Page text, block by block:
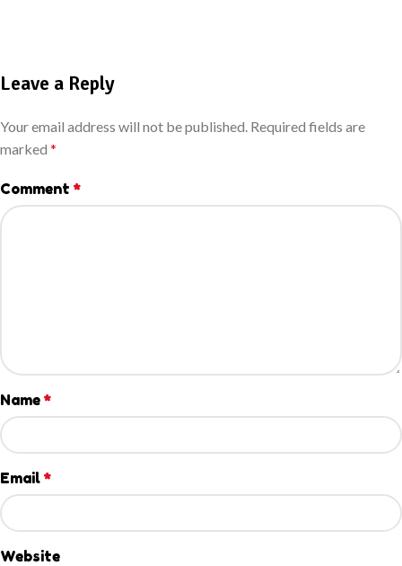
Leave a Reply
Your email address will not be published. Required fields are
marked *
Comment *
Name *
Email *
Website